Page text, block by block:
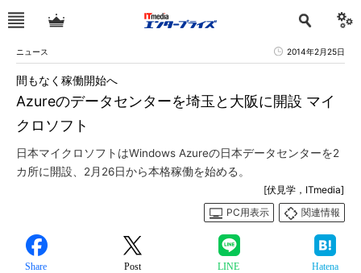
ニュース 2014年2月25日
Azureのデータセンターを埼玉と大阪に開設 マイ
クロソフト
間もなく稼働開始へ
日本マイクロソフトはWindows Azureの日本データセンターを2
カ所に開設、2月26日から本格稼働を始める。
[伏見学，ITmedia]
PC用表示
関連情報
Share Post LINE Hatena